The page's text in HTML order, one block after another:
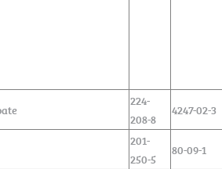
224-
208-8
4247-02-3
201-
250-5
80-09-1